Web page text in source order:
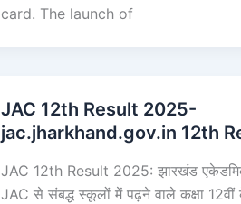
card. The launch of
JAC 12th Result 2025-
jac.jharkhand.gov.in 12th
JAC 12th Result 2025: झारखंड
JAC से संबद्ध स्कूलों में पढ़ने वाले कक्षा 12वीं